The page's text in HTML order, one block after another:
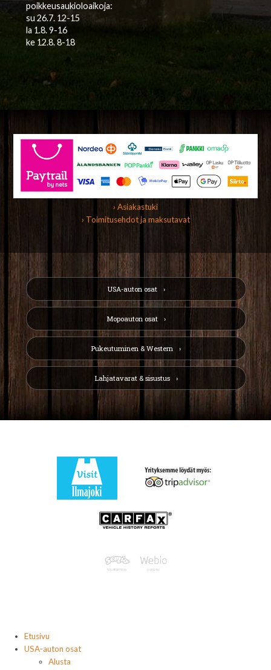
poikkeusaukioloaikoja:
su 26.7. 12-15
la 1.8. 9-16
ke 12.8. 8-18
› Asiakastuki
› Toimitusehdot ja maksutavat
USA-auton osat
Mopoauton osat
Pukeutuminen & Western
Lahjatavarat & sisustus
Etusivu
USA-auton osat
Alusta